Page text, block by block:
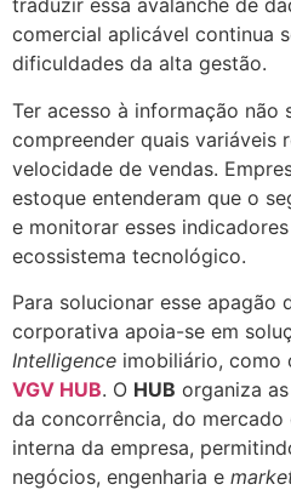
traduzir essa avalanche de
comercial aplicável continua
dificuldades da alta gestão.
Ter acesso à informação não
compreender quais variáveis
velocidade de vendas.
estoque entenderam que o
e monitorar esses
ecossistema tecnológico.
Para solucionar esse apagão
corporativa apoia-se em
Intelligence imobiliário, como
VGV HUB. O HUB organiza
da concorrência, do
interna da empresa,
negócios, engenharia e